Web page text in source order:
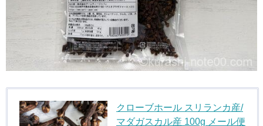
クローブホール スリランカ産/
マダガスカル産 100g メール便